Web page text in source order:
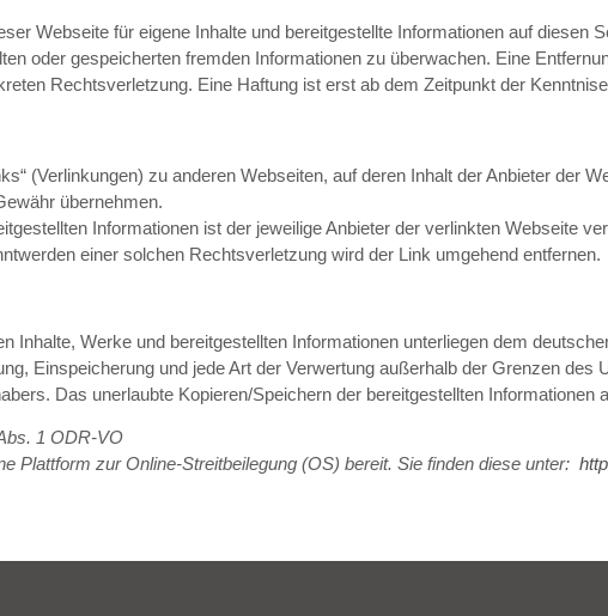
Webseite für eigene Inhalte und bereitgestellte Informationen auf diesen
oder gespeicherten fremden Informationen zu überwachen. Eine
Rechtsverletzung. Eine Haftung ist erst ab dem Zeitpunkt der
(Verlinkungen) zu anderen Webseiten, auf deren Inhalt der Anbieter der
übernehmen.
Informationen ist der jeweilige Anbieter der verlinkten Webseite
einer solchen Rechtsverletzung wird der Link umgehend entfernen.
Inhalte, Werke und bereitgestellten Informationen unterliegen dem
Einspeicherung und jede Art der Verwertung außerhalb der Grenzen
Das unerlaubte Kopieren/Speichern der bereitgestellten Informationen
1 ODR-VO
Plattform zur Online-Streitbeilegung (OS) bereit. Sie finden diese unter: